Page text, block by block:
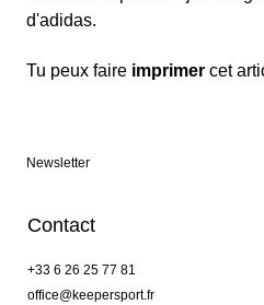
d'adidas.
Tu peux faire imprimer cet
Newsletter
Contact
+33 6 26 25 77 81
office@keepersport.fr